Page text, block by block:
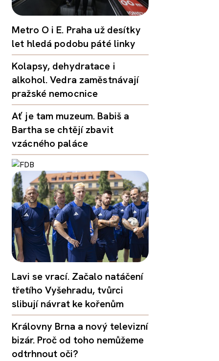
Metro O i E. Praha už desítky
let hledá podobu páté linky
Kolapsy, dehydratace i
alkohol. Vedra zaměstnávají
pražské nemocnice
Ať je tam muzeum. Babiš a
Bartha se chtějí zbavit
vzácného paláce
Lavi se vrací. Začalo natáčení
třetího Vyšehradu, tvůrci
slibují návrat ke kořenům
Královny Brna a nový televizní
bizár. Proč od toho nemůžeme
odtrhnout oči?